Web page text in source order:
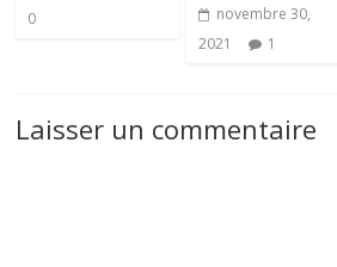
0
novembre 30,
2021
1
Laisser un commentaire